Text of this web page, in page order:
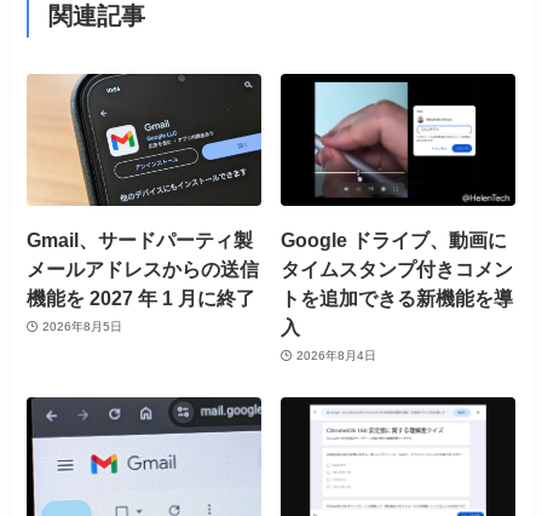
関連記事
Gmail、サードパーティ製
メールアドレスからの送信
機能を 2027 年 1 月に終了
2026年8月5日
Google ドライブ、動画に
タイムスタンプ付きコメン
トを追加できる新機能を導
入
2026年8月4日